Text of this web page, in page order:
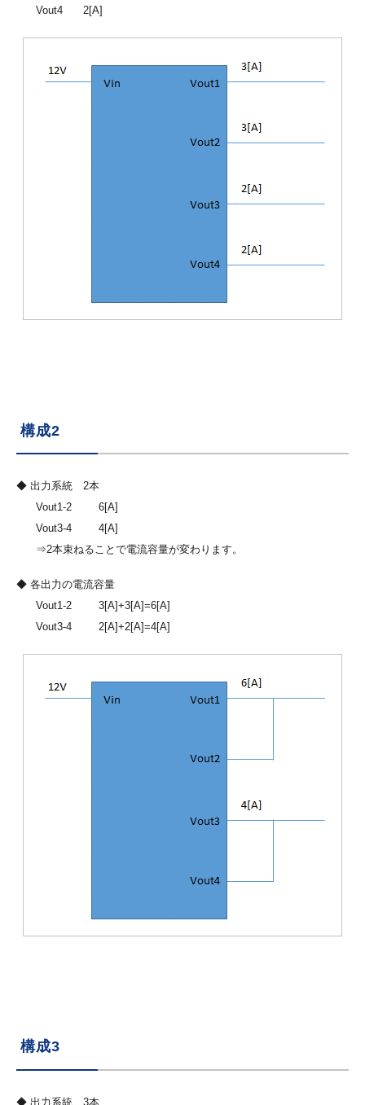
Vout4
2[A]
構成2
◆ 出力系統 2本
Vout1-2
6[A]
Vout3-4
4[A]
⇒2本束ねることで電流容量が変わります。
◆ 各出力の電流容量
Vout1-2
3[A]+3[A]=6[A]
Vout3-4
2[A]+2[A]=4[A]
構成3
◆ 出力系統 3本